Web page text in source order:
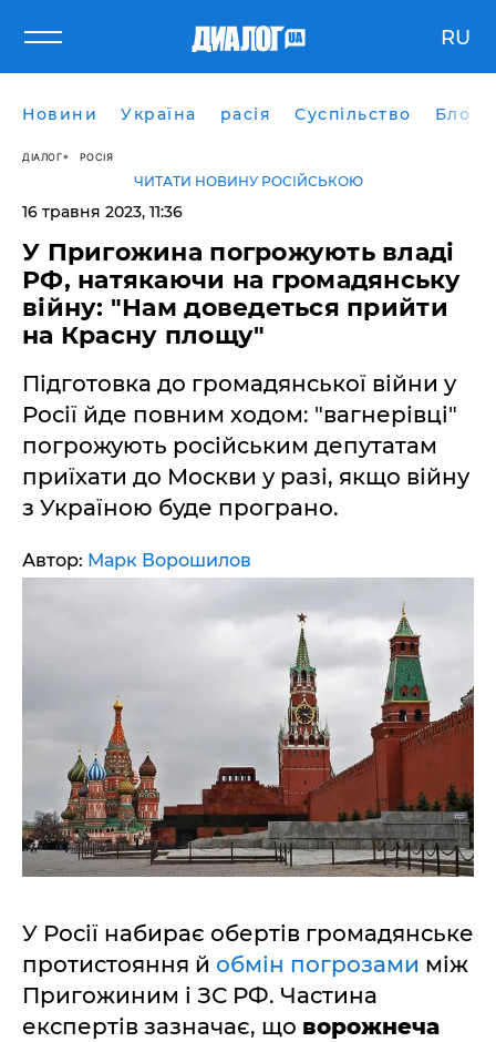
RU
Новини Україна расія Суспільство Блоги
ДІАЛОГ РОСІЯ
ЧИТАТИ НОВИНУ РОСІЙСЬКОЮ
16 травня 2023, 11:36
У Пригожина погрожують владі
РФ, натякаючи на громадянську
війну: "Нам доведеться прийти
на Красну площу"
Підготовка до громадянської війни у
Росії йде повним ходом: "вагнерівці"
погрожують російським депутатам
приїхати до Москви у разі, якщо війну
з Україною буде програно.
Автор: Марк Ворошилов
У Росії набирає обертів громадянське
протистояння й обмін погрозами між
Пригожиним і ЗС РФ. Частина
експертів зазначає, що ворожнеча